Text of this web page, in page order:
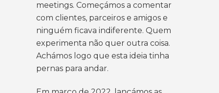
meetings. Começámos a comentar
com clientes, parceiros e amigos e
ninguém ficava indiferente. Quem
experimenta não quer outra coisa.
Achámos logo que esta ideia tinha
pernas para andar.